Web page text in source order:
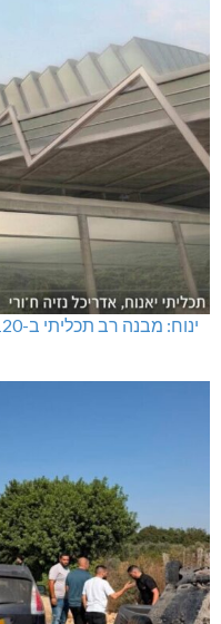
ינוח: מבנה רב תכליתי ב-120 מלש"ח